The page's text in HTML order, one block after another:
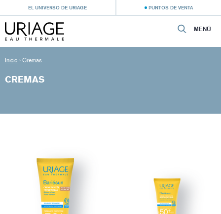
EL UNIVERSO DE URIAGE PUNTOS DE VENTA
MENÚ
Inicio › Cremas
CREMAS